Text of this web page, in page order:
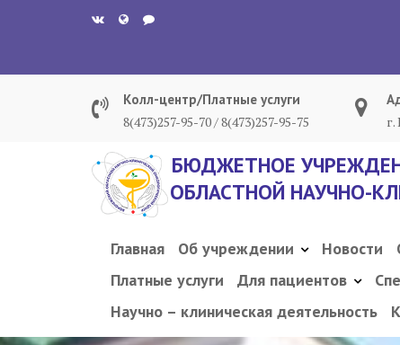
Колл-центр/Платные услуги
8(473)257-95-70 / 8(473)257-95-75
БЮДЖЕТНОЕ
ОБЛАСТНОЙ НАУЧНО-
Главная Об учреждении Новости
Платные услуги
Для пациентов
Научно – клиническая деятельность